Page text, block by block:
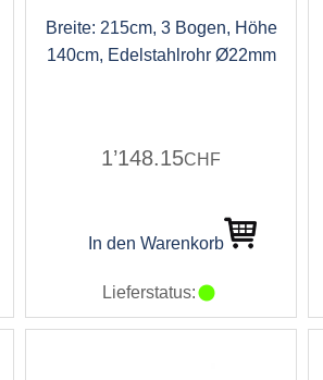
Breite: 215cm, 3 Bogen, Höhe
140cm, Edelstahlrohr Ø22mm
1’148.15CHF
In den Warenkorb
Lieferstatus: